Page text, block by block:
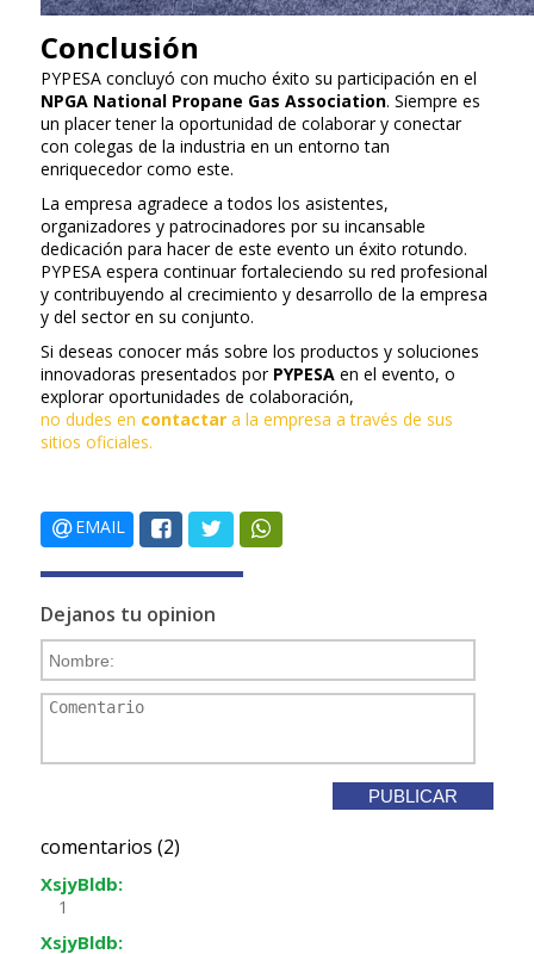
Conclusión
PYPESA concluyó con mucho éxito su participación en el
NPGA National Propane Gas Association. Siempre es
un placer tener la oportunidad de colaborar y conectar
con colegas de la industria en un entorno tan
enriquecedor como este.
La empresa agradece a todos los asistentes,
organizadores y patrocinadores por su incansable
dedicación para hacer de este evento un éxito rotundo.
PYPESA espera continuar fortaleciendo su red profesional
y contribuyendo al crecimiento y desarrollo de la empresa
y del sector en su conjunto.
Si deseas conocer más sobre los productos y soluciones
innovadoras presentados por PYPESA en el evento, o
explorar oportunidades de colaboración,
no dudes en contactar a la empresa a través de sus
sitios oficiales.
EMAIL
Dejanos tu opinion
comentarios (2)
XsjyBldb:
1
XsjyBldb: